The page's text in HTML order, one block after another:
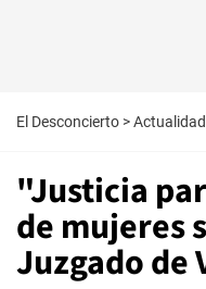
El Desconcierto >Actualidad
"Justicia
de mujeres
Juzgado de